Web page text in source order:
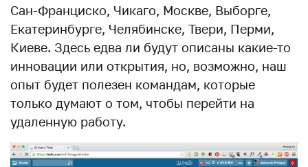
Сан-Франциско, Чикаго, Москве, Выборге,
Екатеринбурге, Челябинске, Твери, Перми,
Киеве. Здесь едва ли будут описаны какие-то
инновации или открытия, но, возможно, наш
опыт будет полезен командам, которые
только думают о том, чтобы перейти на
удаленную работу.